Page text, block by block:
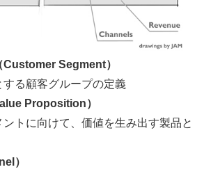
Segment）
る顧客グループの定義
Proposition）
トに向けて、価値を生み出す製品と
）